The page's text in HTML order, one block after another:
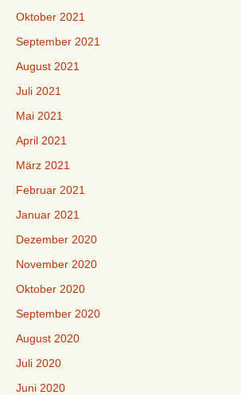
Oktober 2021
September 2021
August 2021
Juli 2021
Mai 2021
April 2021
März 2021
Februar 2021
Januar 2021
Dezember 2020
November 2020
Oktober 2020
September 2020
August 2020
Juli 2020
Juni 2020